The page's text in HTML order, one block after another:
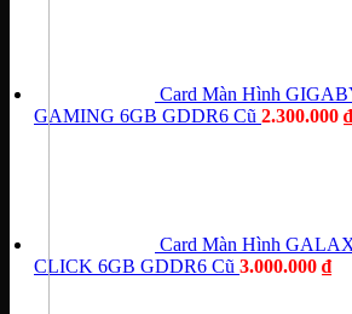
Card Màn Hình
GAMING 6GB GDDR6 Cũ 2.300.000 ₫
Card Màn Hình
CLICK 6GB GDDR6 Cũ 3.000.000 ₫